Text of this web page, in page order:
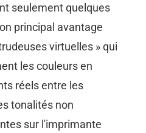
seulement quelques
principal avantage
virtuelles » qui
les couleurs en
réels entre les
tonalités non
sur l'imprimante